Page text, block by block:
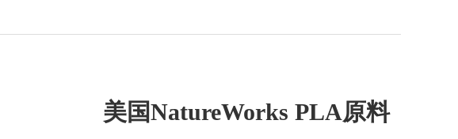
美国NatureWorks PLA原料